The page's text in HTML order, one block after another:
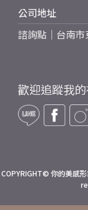
公司地址
諮詢點｜台南
歡迎追蹤我
COPYRIGHT© 你的美感